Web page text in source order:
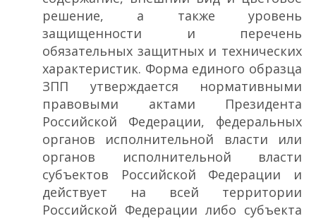
решение, а также уровень
защищенности и перечень
обязательных защитных и технических
характеристик. Форма единого образца
ЗПП утверждается нормативными
правовыми актами Президента
Российской Федерации, федеральных
органов исполнительной власти или
органов исполнительной власти
субъектов Российской Федерации и
действует на всей территории
Российской Федерации либо субъекта